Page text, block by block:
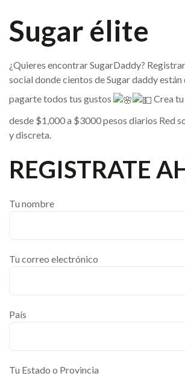
Sugar élite
¿Quieres encontrar SugarDaddy?
social donde cientos de Sugar daddy están
pagarte todos tus gustos
Crea
desde $1,000 a $3000 pesos diarios Red
y discreta.
REGISTRATE
Tu nombre
Tu correo electrónico
País
Tu Estado o Provincia